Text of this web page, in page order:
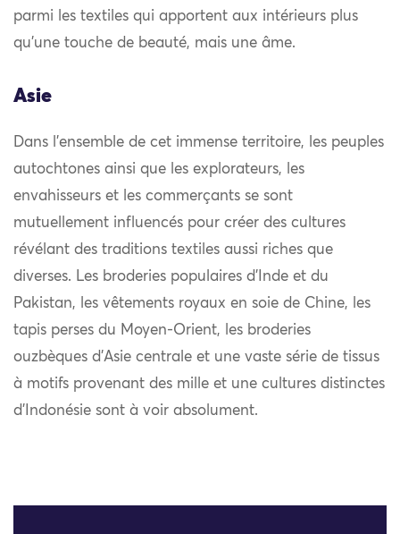
parmi les textiles qui apportent aux intérieurs plus
qu’une touche de beauté, mais une âme.
Asie
Dans l’ensemble de cet immense territoire, les peuples
autochtones ainsi que les explorateurs, les
envahisseurs et les commerçants se sont
mutuellement influencés pour créer des cultures
révélant des traditions textiles aussi riches que
diverses. Les broderies populaires d’Inde et du
Pakistan, les vêtements royaux en soie de Chine, les
tapis perses du Moyen-Orient, les broderies
ouzbèques d’Asie centrale et une vaste série de tissus
à motifs provenant des mille et une cultures distinctes
d’Indonésie sont à voir absolument.